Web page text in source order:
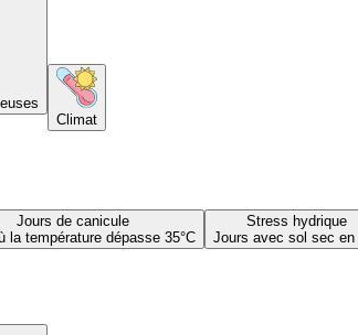
Climat
Jours de canicule
la température dépasse 35°C
Stress hydrique
Jours avec sol sec en